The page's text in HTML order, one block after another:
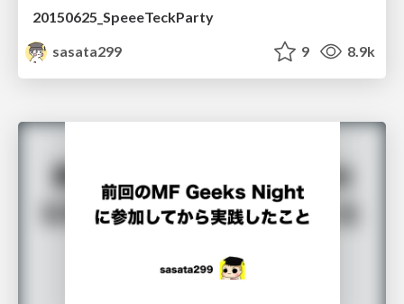
20150625_SpeeeTeckParty
sasata299
9 8.9k